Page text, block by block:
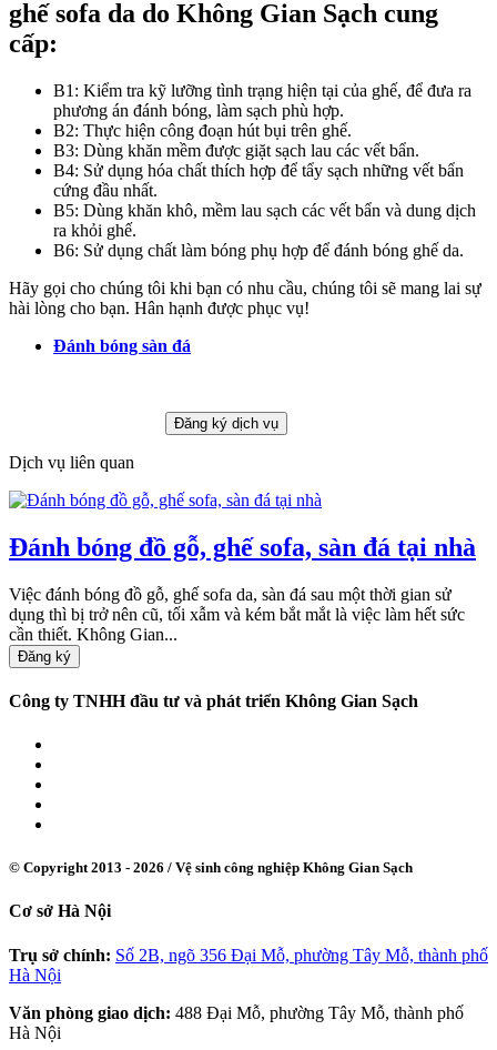
ghế sofa da do Không Gian Sạch cung
cấp:
B1: Kiểm tra kỹ lưỡng tình trạng hiện tại của ghế, để đưa ra
phương án đánh bóng, làm sạch phù hợp.
B2: Thực hiện công đoạn hút bụi trên ghế.
B3: Dùng khăn mềm được giặt sạch lau các vết bẩn.
B4: Sử dụng hóa chất thích hợp để tẩy sạch những vết bẩn
cứng đầu nhất.
B5: Dùng khăn khô, mềm lau sạch các vết bẩn và dung dịch
ra khỏi ghế.
B6: Sử dụng chất làm bóng phụ hợp để đánh bóng ghế da.
Hãy gọi cho chúng tôi khi bạn có nhu cầu, chúng tôi sẽ mang lai sự
hài lòng cho bạn. Hân hạnh được phục vụ!
Đánh bóng sàn đá
Dịch vụ liên quan
Đánh bóng đồ gỗ, ghế sofa, sàn đá tại nhà
Việc đánh bóng đồ gỗ, ghế sofa da, sàn đá sau một thời gian sử
dụng thì bị trở nên cũ, tối xẫm và kém bắt mắt là việc làm hết sức
cần thiết. Không Gian...
Công ty TNHH đầu tư và phát triển Không Gian Sạch
© Copyright 2013 - 2026 / Vệ sinh công nghiệp Không Gian Sạch
Cơ sở Hà Nội
Trụ sở chính: Số 2B, ngõ 356 Đại Mỗ, phường Tây Mỗ, thành phố
Hà Nội
Văn phòng giao dịch: 488 Đại Mỗ, phường Tây Mỗ, thành phố
Hà Nội